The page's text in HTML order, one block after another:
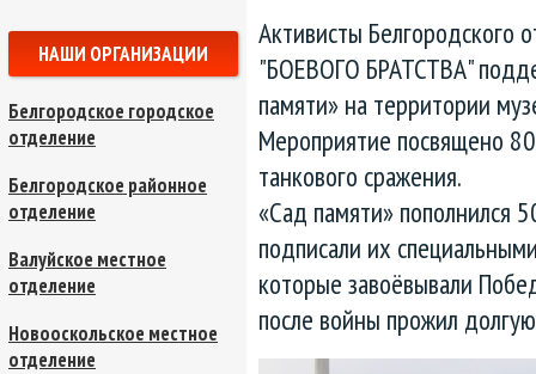
Активисты Белгородского
"БОЕВОГО БРАТСТВА"
памяти» на территории
Мероприятие посвящено
танкового сражения.
«Сад памяти» пополнился
подписали их
которые завоёвывали
после войны прожил
НАШИ ОРГАНИЗАЦИИ
Белгородское городское
отделение
Белгородское районное
отделение
Валуйское местное
отделение
Новооскольское местное
отделение